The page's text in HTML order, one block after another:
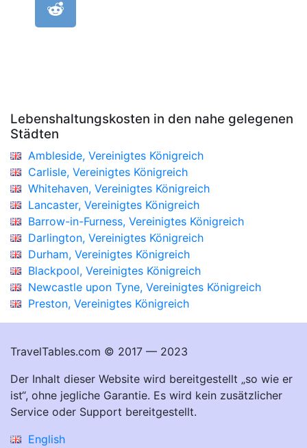
Lebenshaltungskosten in den nahe gelegenen
Städten
Ambleside, Vereinigtes Königreich
Carlisle, Vereinigtes Königreich
Whitehaven, Vereinigtes Königreich
Lancaster, Vereinigtes Königreich
Barrow-in-Furness, Vereinigtes Königreich
Darlington, Vereinigtes Königreich
Durham, Vereinigtes Königreich
Blackpool, Vereinigtes Königreich
Newcastle upon Tyne, Vereinigtes Königreich
Preston, Vereinigtes Königreich
TravelTables.com © 2017 — 2023
Der Inhalt dieser Website wird bereitgestellt „so wie er
ist“, ohne jegliche Garantie. Es wird kein zusätzlicher
Service oder Support bereitgestellt.
English